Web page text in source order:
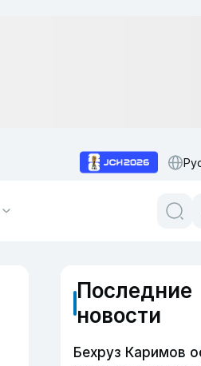
Последние
новости
Бехруз Каримов